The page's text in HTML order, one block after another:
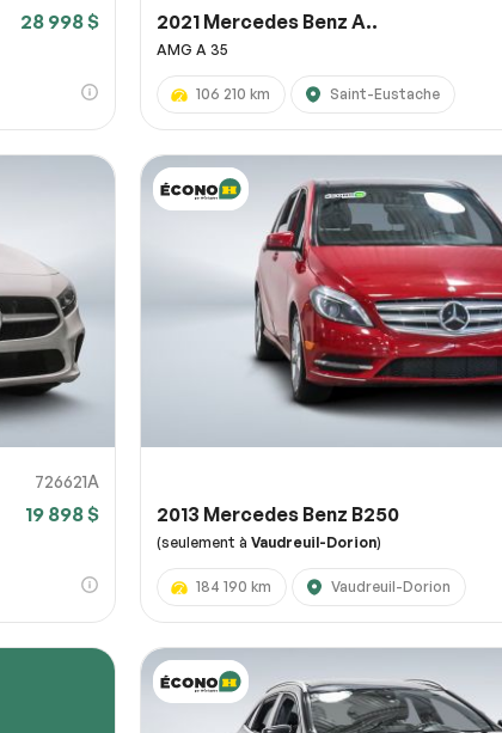
28 998 $ 2021 Mercedes Benz A..
AMG A 35
106 210 km Saint-Eustache
726621A
19 898 $ 2013 Mercedes Benz B250
(seulement àVaudreuil-Dorion)
184 190 km Vaudreuil-Dorion